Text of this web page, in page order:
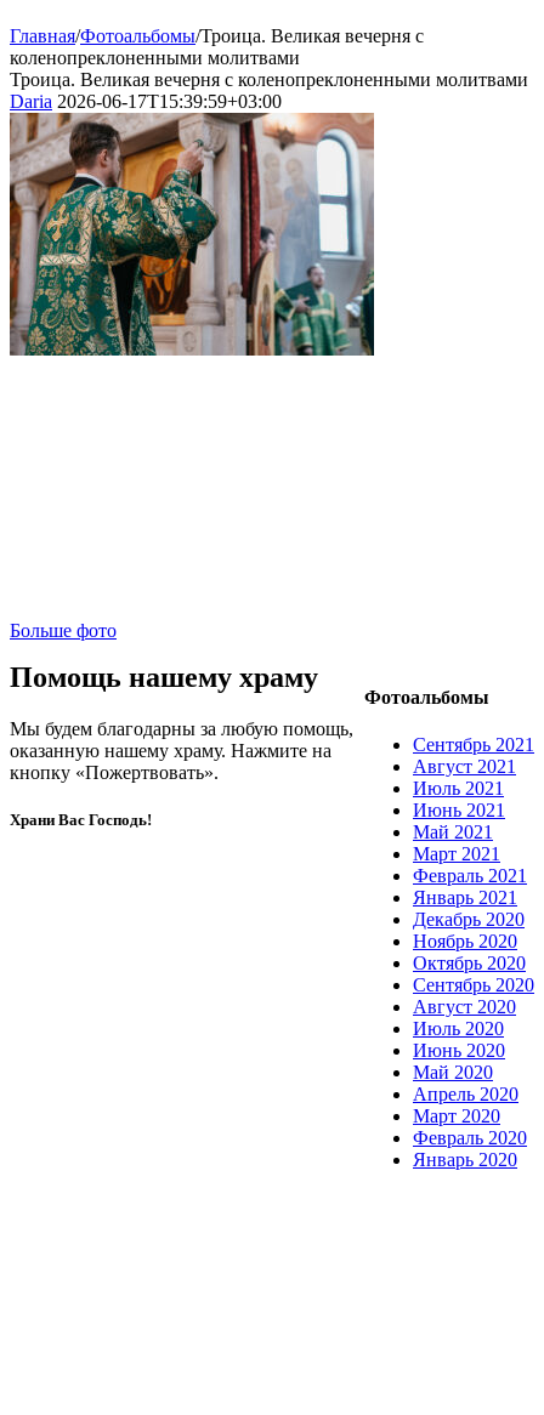
Главная/Фотоальбомы/Троица. Великая вечерня с
коленопреклоненными молитвами
Троица. Великая вечерня с коленопреклоненными молитвами
Daria 2026-06-17T15:39:59+03:00
Больше фото
Фотоальбомы
Сентябрь 2021
Август 2021
Июль 2021
Июнь 2021
Май 2021
Март 2021
Февраль 2021
Январь 2021
Декабрь 2020
Ноябрь 2020
Октябрь 2020
Сентябрь 2020
Август 2020
Июль 2020
Июнь 2020
Май 2020
Апрель 2020
Март 2020
Февраль 2020
Январь 2020
Помощь нашему храму
Мы будем благодарны за любую помощь,
оказанную нашему храму. Нажмите на
кнопку «Пожертвовать».
Храни Вас Господь!